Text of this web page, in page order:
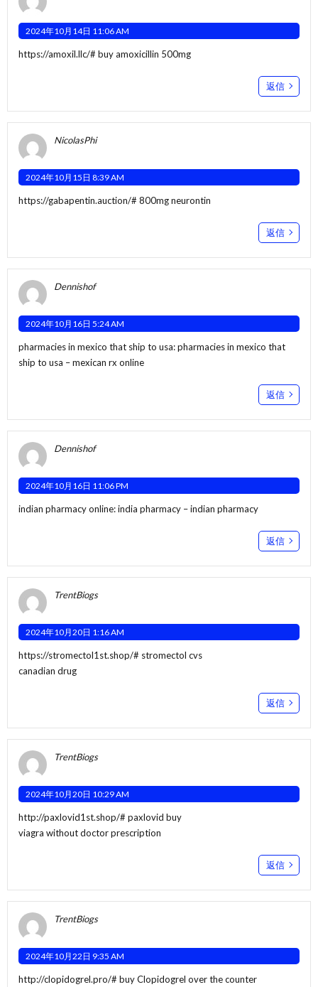
2024年10月14日 11:06 AM
https://amoxil.llc/# buy amoxicillin 500mg
返信
NicolasPhi
2024年10月15日 8:39 AM
https://gabapentin.auction/# 800mg neurontin
返信
Dennishof
2024年10月16日 5:24 AM
pharmacies in mexico that ship to usa:pharmacies in mexico that
ship to usa – mexican rx online
返信
Dennishof
2024年10月16日 11:06 PM
indian pharmacy online:india pharmacy – indian pharmacy
返信
TrentBiogs
2024年10月20日 1:16 AM
https://stromectol1st.shop/# stromectol cvs
canadian drug
返信
TrentBiogs
2024年10月20日 10:29 AM
http://paxlovid1st.shop/# paxlovid buy
viagra without doctor prescription
返信
TrentBiogs
2024年10月22日 9:35 AM
http://clopidogrel.pro/# buy Clopidogrel over the counter